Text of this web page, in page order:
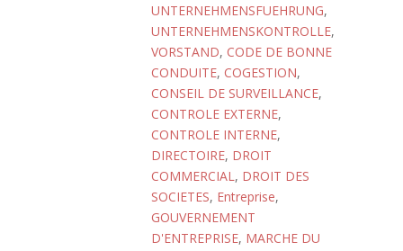
UNTERNEHMENSFUEHRUNG,
UNTERNEHMENSKONTROLLE,
VORSTAND, CODE DE BONNE
CONDUITE, COGESTION,
CONSEIL DE SURVEILLANCE,
CONTROLE EXTERNE,
CONTROLE INTERNE,
DIRECTOIRE, DROIT
COMMERCIAL, DROIT DES
SOCIETES, Entreprise,
GOUVERNEMENT
D'ENTREPRISE, MARCHE DU